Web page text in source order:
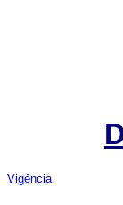
Vigência